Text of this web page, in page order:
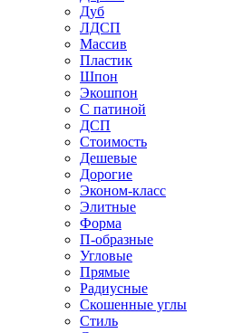
Дуб
ЛДСП
Массив
Пластик
Шпон
Экошпон
С патиной
ДСП
Стоимость
Дешевые
Дорогие
Эконом-класс
Элитные
Форма
П-образные
Угловые
Прямые
Радиусные
Скошенные углы
Стиль